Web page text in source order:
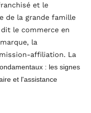
et le
de la grande famille
le commerce en
la
affiliation. La
: les signes
et l'assistance